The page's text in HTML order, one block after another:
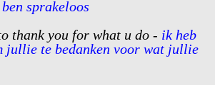
sprakeloos
thank you for what u do - ik heb
jullie te bedanken voor wat jullie